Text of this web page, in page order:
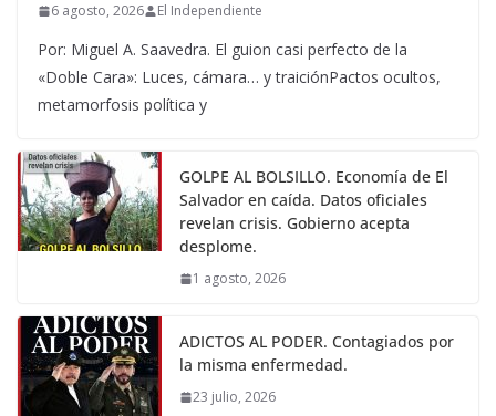
6 agosto, 2026 El Independiente
Por: Miguel A. Saavedra. El guion casi perfecto de la
«Doble Cara»: Luces, cámara… y traiciónPactos ocultos,
metamorfosis política y
GOLPE AL BOLSILLO. Economía de El
Salvador en caída. Datos oficiales
revelan crisis. Gobierno acepta
desplome.
1 agosto, 2026
ADICTOS AL PODER. Contagiados por
la misma enfermedad.
23 julio, 2026